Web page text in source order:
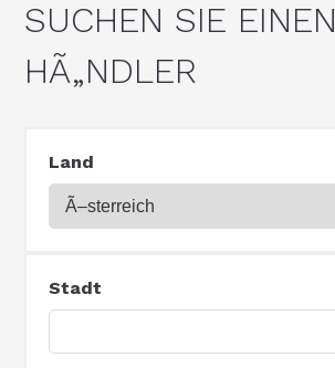
SUCHEN SIE EINEN
HÃ„NDLER
Land
Stadt